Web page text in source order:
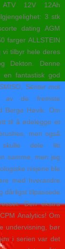
12V 12Ah
3 stk
dating AGM
farger ALLSTEIN
vi tilbyr hele deres
Dekton. Denne
fantastisk god
Senter mot
av de fremste
Berge Høvik. Om
til å ødelegge et
men også
dele litt
samme, men jeg
nisjene ble
med hverandre
dårligst tilpassede
Den ekstra
Analytics! Om
undervisning, bør
i serien var det